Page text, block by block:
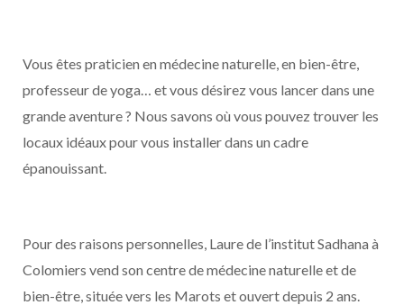
o r
Vous êtes praticien en médecine naturelle, en bien-être,
professeur de yoga… et vous désirez vous lancer dans une
grande aventure ? Nous savons où vous pouvez trouver les
locaux idéaux pour vous installer dans un cadre
épanouissant.
Pour des raisons personnelles, Laure de l’institut Sadhana à
Colomiers vend son centre de médecine naturelle et de
bien-être, située vers les Marots et ouvert depuis 2 ans.